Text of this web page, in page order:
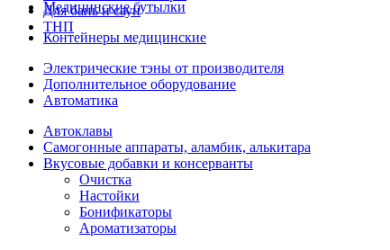
Для бань и саун
ТНП
Медицинские бутылки
Контейнеры медицинские
Электрические тэны от производителя
Дополнительное оборудование
Автоматика
Автоклавы
Самогонные аппараты, аламбик, алькитара
Вкусовые добавки и консерванты
Очистка
Настойки
Бонификаторы
Ароматизаторы